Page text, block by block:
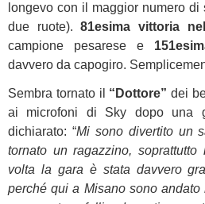
longevo con il maggior numero
due ruote).81esima vittoria
campione pesarese e
davvero da capogiro.
Sembra tornato il “Dottore” dei
ai microfoni di Sky dopo una
dichiarato: “Mi sono divertito un
tornato un ragazzino,
volta la gara è stata davvero
perché qui a Misano sono